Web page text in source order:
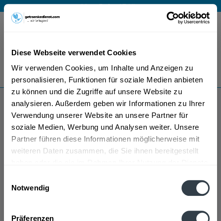
Diese Webseite verwendet Cookies
Wir verwenden Cookies, um Inhalte und Anzeigen zu
personalisieren, Funktionen für soziale Medien anbieten
zu können und die Zugriffe auf unsere Website zu
analysieren. Außerdem geben wir Informationen zu Ihrer
Verwendung unserer Website an unsere Partner für
soziale Medien, Werbung und Analysen weiter. Unsere
Partner führen diese Informationen möglicherweise mit
weiteren Daten zusammen, die Sie ihnen bereitgestellt
Notwendig
Präferenzen
Mo – Fr 9 – 17 Uhr
Menü
Bestellung widerrufen
Es gilt unsere Datenschutzerklärung
Tenute Sella & Mosca
Regionen, Städten, Orten und Postleitzahl-Gebieten